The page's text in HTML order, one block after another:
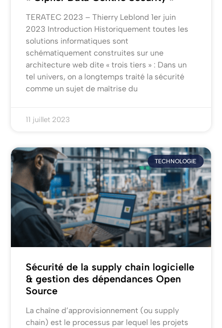
TERATEC 2023 – Thierry Leblond 1er juin
2023 Introduction Historiquement toutes les
solutions informatiques sont
schématiquement construites sur une
architecture web dite « trois tiers » : Dans un
tel univers, on a longtemps traité la sécurité
comme un sujet de maîtrise du
11 juillet 2023
TECHNOLOGIE
Sécurité de la supply chain logicielle
& gestion des dépendances Open
Source
La chaîne d’approvisionnement (ou supply
chain) est le processus par lequel les projets